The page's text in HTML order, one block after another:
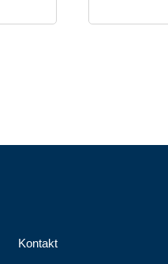
Kontakt